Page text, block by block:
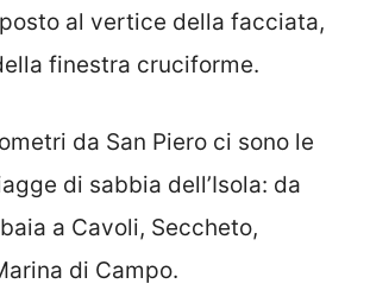
al vertice della facciata,
finestra cruciforme.
da San Piero ci sono le
di sabbia dell’Isola: da
a Cavoli, Seccheto,
di Campo.